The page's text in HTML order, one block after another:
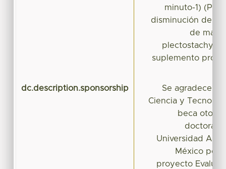
minuto-1)
disminución de
de
plectostachyus
suplemento
dc.description.sponsorship
Se agradece al
Ciencia y
beca
Universidad
México por
proyecto